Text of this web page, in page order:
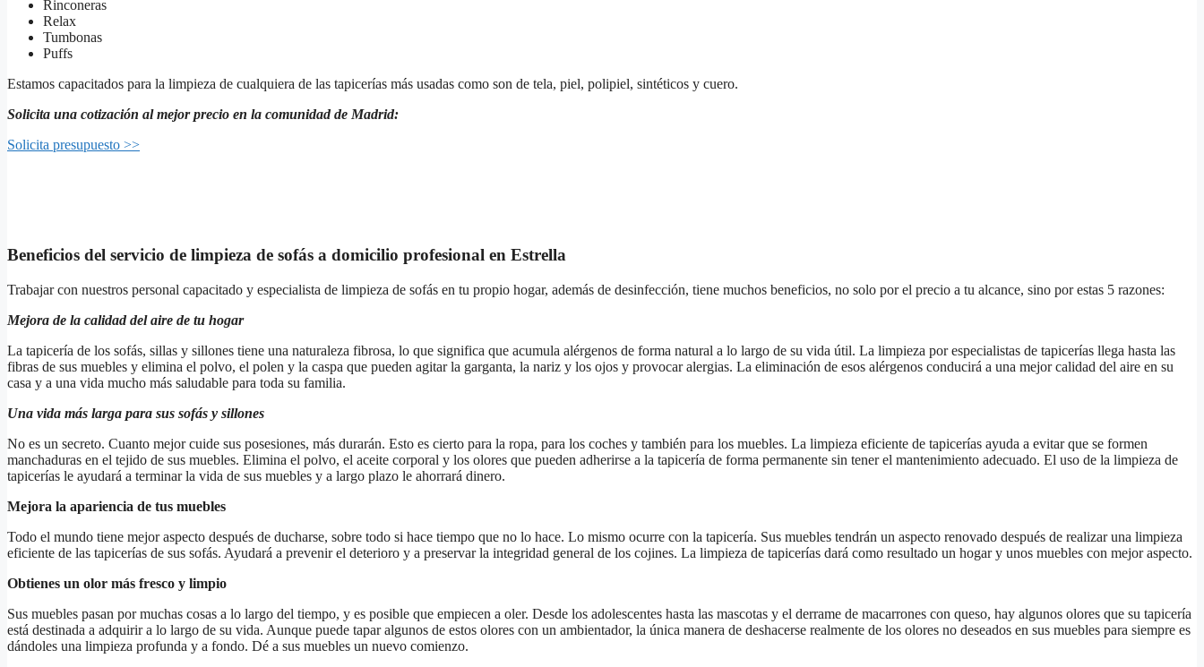
Rinconeras
Relax
Tumbonas
Puffs
Estamos capacitados para la limpieza de cualquiera de las tapicerías más usadas como son de tela, piel, polipiel, sintéticos y cuero.
Solicita una cotización al mejor precio en la comunidad de Madrid:
Solicita presupuesto >>
Beneficios del servicio de limpieza de sofás a domicilio profesional en Estrella
Trabajar con nuestros personal capacitado y especialista de limpieza de sofás en tu propio hogar, además de desinfección, tiene muchos beneficios, no solo por el precio a tu alcance, sino por estas 5 razones:
Mejora de la calidad del aire de tu hogar
La tapicería de los sofás, sillas y sillones tiene una naturaleza fibrosa, lo que significa que acumula alérgenos de forma natural a lo largo de su vida útil. La limpieza por especialistas de tapicerías llega hasta las
fibras de sus muebles y elimina el polvo, el polen y la caspa que pueden agitar la garganta, la nariz y los ojos y provocar alergias. La eliminación de esos alérgenos conducirá a una mejor calidad del aire en su
casa y a una vida mucho más saludable para toda su familia.
Una vida más larga para sus sofás y sillones
No es un secreto. Cuanto mejor cuide sus posesiones, más durarán. Esto es cierto para la ropa, para los coches y también para los muebles. La limpieza eficiente de tapicerías ayuda a evitar que se formen
manchaduras en el tejido de sus muebles. Elimina el polvo, el aceite corporal y los olores que pueden adherirse a la tapicería de forma permanente sin tener el mantenimiento adecuado. El uso de la limpieza de
tapicerías le ayudará a terminar la vida de sus muebles y a largo plazo le ahorrará dinero.
Mejora la apariencia de tus muebles
Todo el mundo tiene mejor aspecto después de ducharse, sobre todo si hace tiempo que no lo hace. Lo mismo ocurre con la tapicería. Sus muebles tendrán un aspecto renovado después de realizar una limpieza
eficiente de las tapicerías de sus sofás. Ayudará a prevenir el deterioro y a preservar la integridad general de los cojines. La limpieza de tapicerías dará como resultado un hogar y unos muebles con mejor aspecto.
Obtienes un olor más fresco y limpio
Sus muebles pasan por muchas cosas a lo largo del tiempo, y es posible que empiecen a oler. Desde los adolescentes hasta las mascotas y el derrame de macarrones con queso, hay algunos olores que su tapicería
está destinada a adquirir a lo largo de su vida. Aunque puede tapar algunos de estos olores con un ambientador, la única manera de deshacerse realmente de los olores no deseados en sus muebles para siempre es
dándoles una limpieza profunda y a fondo. Dé a sus muebles un nuevo comienzo.